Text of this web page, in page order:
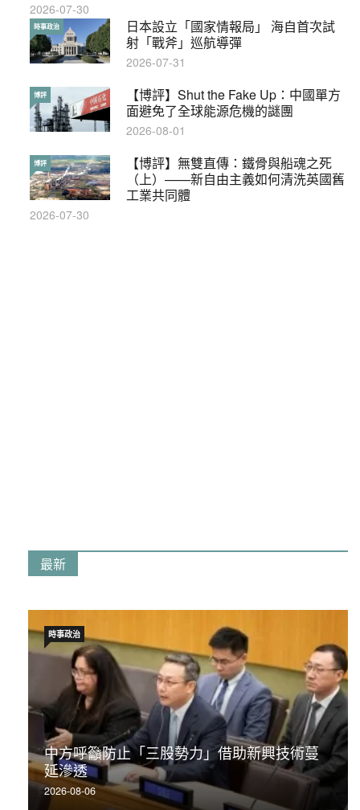
2026-07-30
日本設立「國家情報局」 海自首次試
射「戰斧」巡航導彈
時事政治
2026-07-31
【博評】Shut the Fake Up：中國單方
面避免了全球能源危機的謎團
博評
2026-08-01
【博評】無雙直傳：鐵骨與船魂之死
（上）——新自由主義如何清洗英國舊
工業共同體
博評
2026-07-30
【輕盤點】集會遊行陸續有來？一文盡
覽8月示威活動
輕盤點
2019-08-30
本港保護兒童法例雜亂互相矛盾家長易
墮法網
特稿
2019-05-21
【輕百科】甚麼按摩院要領牌？顧客涉
及刑責嗎？
輕百科
2021-05-13
最新
中方呼籲防止「三股勢力」借助新興技術蔓
延滲透
2026-08-06
時事政治